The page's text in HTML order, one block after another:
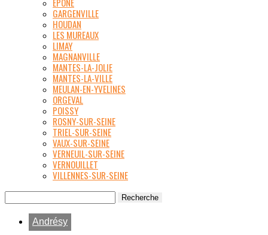
GARGENVILLE
HOUDAN
LES MUREAUX
LIMAY
MAGNANVILLE
MANTES-LA-JOLIE
MANTES-LA-VILLE
MEULAN-EN-YVELINES
ORGEVAL
POISSY
ROSNY-SUR-SEINE
TRIEL-SUR-SEINE
VAUX-SUR-SEINE
VERNEUIL-SUR-SEINE
VERNOUILLET
VILLENNES-SUR-SEINE
Andrésy